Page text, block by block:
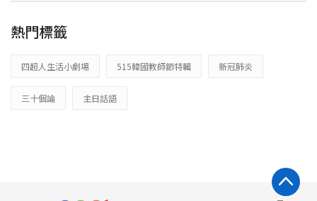
熱門標籤
四超人生活小劇場 515韓國教師節特輯 新冠肺炎
三十個論 主日話語